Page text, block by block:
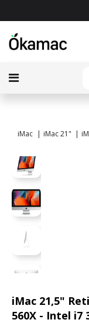
iMac iMac 21"
iMac 21,5"
560X - Intel i7